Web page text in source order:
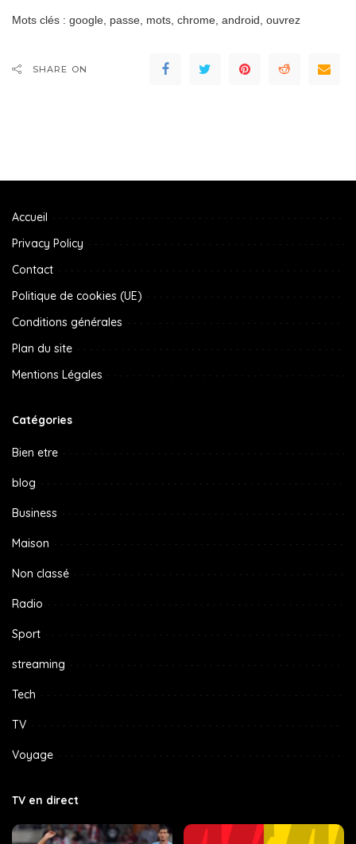
Mots clés : google, passe, mots, chrome, android, ouvrez
SHARE ON
Accueil
Privacy Policy
Contact
Politique de cookies (UE)
Conditions générales
Plan du site
Mentions Légales
Catégories
Bien etre
blog
Business
Maison
Non classé
Radio
Sport
streaming
Tech
TV
Voyage
TV en direct